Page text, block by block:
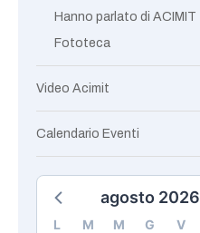
Hanno parlato di ACIMIT
Fototeca
Video Acimit
Calendario Eventi
agosto 2026
L M M G V